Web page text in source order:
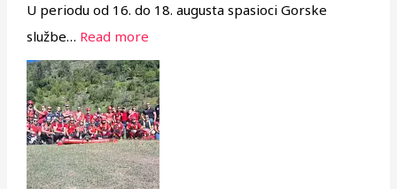
U periodu od 16. do 18. augusta spasioci Gorske
službe… Read more